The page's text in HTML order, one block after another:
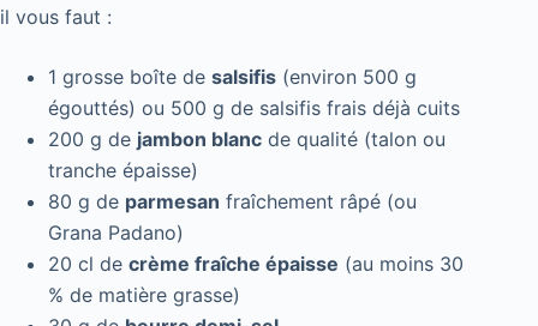
il vous faut :
1 grosse boîte de salsifis (environ 500 g
égouttés) ou 500 g de salsifis frais déjà cuits
200 g de jambon blanc de qualité (talon ou
tranche épaisse)
80 g de parmesan fraîchement râpé (ou
Grana Padano)
20 cl de crème fraîche épaisse (au moins 30
% de matière grasse)